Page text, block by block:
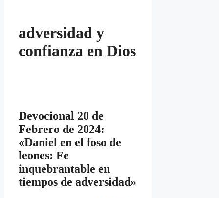
adversidad y
confianza en Dios
Devocional 20 de
Febrero de 2024:
«Daniel en el foso de
leones: Fe
inquebrantable en
tiempos de adversidad»